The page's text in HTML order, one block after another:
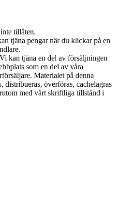
tillåten.
tjäna pengar när du klickar på en
kan tjäna en del av försäljningen
som en del av våra
Materialet på denna
distribueras, överföras, cachelagras
med vårt skriftliga tillstånd i